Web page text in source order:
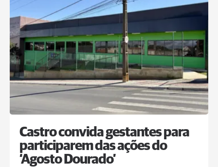
Castro convida gestantes para
participarem das ações do
‘Agosto Dourado’